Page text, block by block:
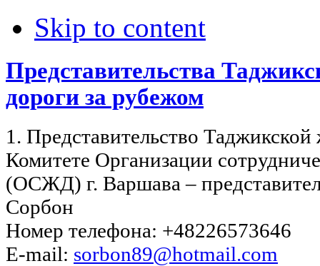
Skip to content
Представительства
дороги за рубежом
1. Представительство
Комитете Организации
(ОСЖД) г. Варшава –
Сорбон
Номер телефона: +48226573646
E-mail: sorbon89@hotmail.com